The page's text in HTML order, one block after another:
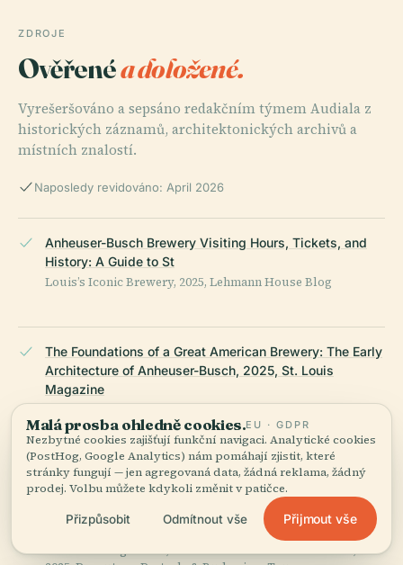
ZDROJE
Ověřenéa doložené.
Vyrešeršováno a sepsáno redakčním týmem Audiala z
historických záznamů, architektonických archivů a
místních znalostí.
Naposledy revidováno: April 2026
Anheuser-Busch Brewery Visiting Hours, Tickets, and
History: A Guide to St
Louis’s Iconic Brewery, 2025, Lehmann House Blog
The Foundations of a Great American Brewery: The Early
Architecture of Anheuser-Busch, 2025, St. Louis
Magazine
Anheuser-Busch Companies Inc, 2025, Britannica
Anheuser-Busch Brewery St
Louis: Visiting Hours, Tickets & Historical Tour Guide,
Malá prosba ohledně cookies.EU · GDPR
Nezbytné cookies zajišťují funkční navigaci. Analytické cookies
(PostHog, Google Analytics) nám pomáhají zjistit, které
stránky fungují — jen agregovaná data, žádná reklama, žádný
prodej. Volbu můžete kdykoli změnit v patičce.
Přizpůsobit Odmítnout vše Přijmout vše